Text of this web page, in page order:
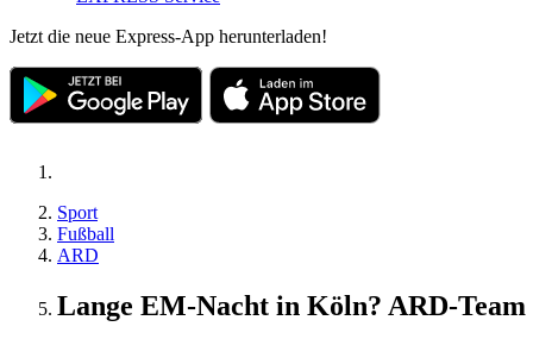
Jetzt die neue Express-App herunterladen!
Sport
Fußball
ARD
Lange EM-Nacht in Köln? ARD-